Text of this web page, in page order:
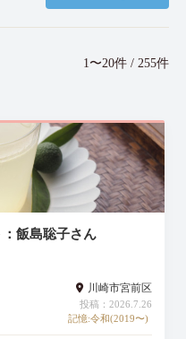
1〜20件 / 255件
：飯島聡子さん
川崎市宮前区
投稿：2026.7.26
記憶:令和(2019〜)